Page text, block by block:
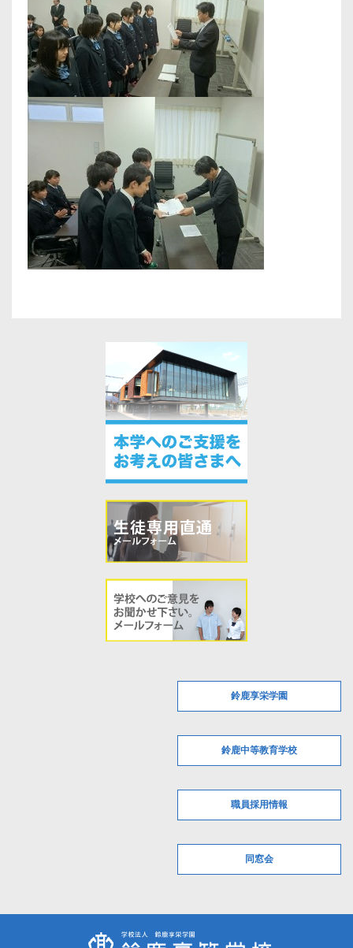
鈴鹿享栄学園
鈴鹿中等教育学校
職員採用情報
同窓会